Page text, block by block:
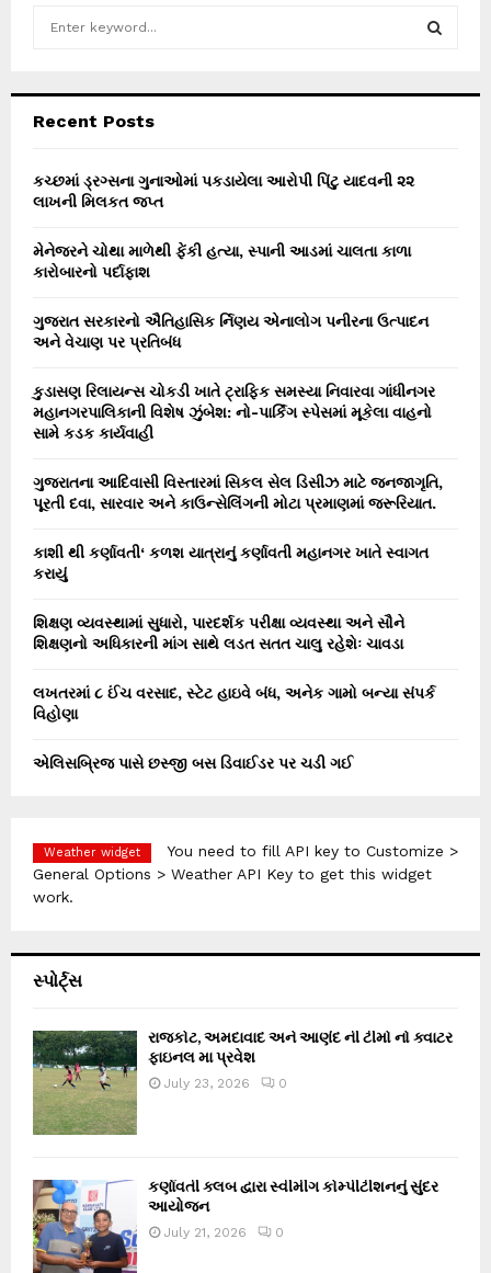
h
o
r
Recent Posts
કચ્છમાં ડ્રગ્સના ગુનાઓમાં પકડાયેલા આરોપી પિંટુ યાદવની ૨૨
લાખની મિલકત જપ્ત
મેનેજરને ચોથા માળેથી ફેંકી હત્યા, સ્પાની આડમાં ચાલતા કાળા
કારોબારનો પર્દાફાશ
ગુજરાત સરકારનો ઐતિહાસિક ર્નિણય એનાલોગ પનીરના ઉત્પાદન
અને વેચાણ પર પ્રતિબંધ
કુડાસણ રિલાયન્સ ચોકડી ખાતે ટ્રાફિક સમસ્યા નિવારવા ગાંધીનગર
મહાનગરપાલિકાની વિશેષ ઝુંબેશ: નો-પાર્કિંગ સ્પેસમાં મૂકેલા વાહનો
સામે કડક કાર્યવાહી
ગુજરાતના આદિવાસી વિસ્તારમાં સિકલ સેલ ડિસીઝ માટે જનજાગૃતિ,
પૂરતી દવા, સારવાર અને કાઉન્સેલિંગની મોટા પ્રમાણમાં જરૂરિયાત.
કાશી થી કર્ણાવતી‘ કળશ યાત્રાનું કર્ણાવતી મહાનગર ખાતે સ્વાગત
કરાયું
શિક્ષણ વ્યવસ્થામાં સુધારો, પારદર્શક પરીક્ષા વ્યવસ્થા અને સૌને
શિક્ષણનો અધિકારની માંગ સાથે લડત સતત ચાલુ રહેશેઃ ચાવડા
લખતરમાં ૮ ઈંચ વરસાદ, સ્ટેટ હાઇવે બંધ, અનેક ગામો બન્યા સંપર્ક
વિહોણા
એલિસબ્રિજ પાસે છસ્જી બસ ડિવાઈડર પર ચડી ગઈ
Weather widget
You need to fill API key to Customize >
General Options > Weather API Key to get this widget
work.
સ્પોર્ટ્સ
રાજકોટ, અમદાવાદ અને આણંદ ની ટીમો નો ક્વાટર
ફાઇનલ મા પ્રવેશ
July 23, 2026 0
કર્ણાવતી ક્લબ દ્વારા સ્વીમીંગ કોમ્પીટીશનનું સુંદર
આયોજન
July 21, 2026 0